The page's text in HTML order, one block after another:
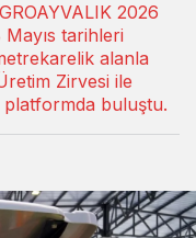
2026
Mayıs tarihleri
alanla
Zirvesi ile
buluştu.